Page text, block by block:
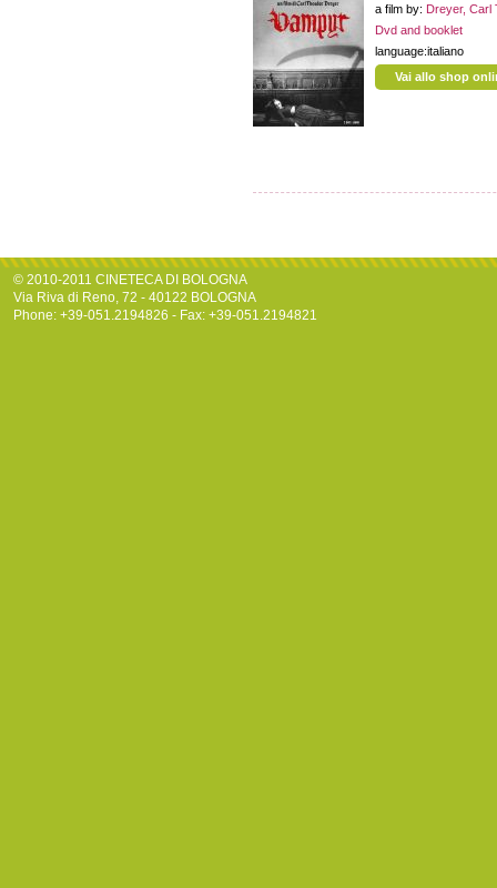
a film by: Dreyer, Carl
Dvd and booklet
language:italiano
Vai allo shop
© 2010-2011 CINETECA DI BOLOGNA
Via Riva di Reno, 72 - 40122 BOLOGNA
Phone: +39-051.2194826 - Fax: +39-051.2194821